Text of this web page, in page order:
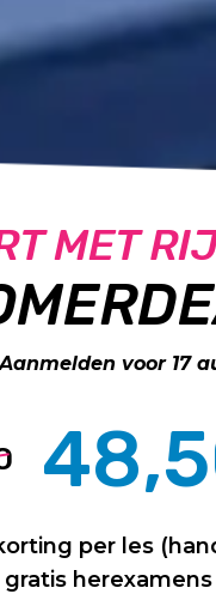
MET
Aanmelden voor 17
per les
gratis herexamens